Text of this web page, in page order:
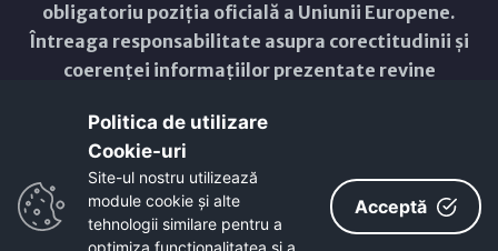
obligatoriu poziția oficială a Uniunii Europene.
Întreaga responsabilitate asupra corectitudinii și
coerenței informațiilor prezentate revine
Copyright © 2021 - 2026 -
ResponsiveVoice
Non-Commercial License
Politica de utilizare
Cookie-uri‎
Site-ul nostru utilizează
module cookie și alte
tehnologii similare pentru a
optimiza funcţionalitatea si a
Acceptă